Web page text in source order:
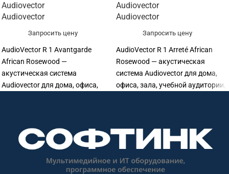
Audiovector
Audiovector
Запросить цену
AudioVector R 1 Avantgarde
African Rosewood —
акустическая система
Audiovector для дома, офиса,
аудиоинсталляции. Софтинк
поможет подобрать
совместимое оборудование и
подготовить КП.
Audiovector
Audiovector
Запросить цену
AudioVector R 1 Arreté African
Rosewood — акустическая
система Audiovector для дома,
офиса, зала, учебной аудитории,
поможет подобрать
совместимое оборудование и
подготовить КП.